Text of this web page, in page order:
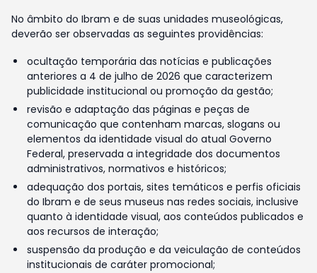
No âmbito do Ibram e de suas unidades museológicas,
deverão ser observadas as seguintes providências:
ocultação temporária das notícias e publicações
anteriores a 4 de julho de 2026 que caracterizem
publicidade institucional ou promoção da gestão;
revisão e adaptação das páginas e peças de
comunicação que contenham marcas, slogans ou
elementos da identidade visual do atual Governo
Federal, preservada a integridade dos documentos
administrativos, normativos e históricos;
adequação dos portais, sites temáticos e perfis oficiais
do Ibram e de seus museus nas redes sociais, inclusive
quanto à identidade visual, aos conteúdos publicados e
aos recursos de interação;
suspensão da produção e da veiculação de conteúdos
institucionais de caráter promocional;